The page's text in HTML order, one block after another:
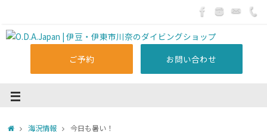
ご予約 お問い合わせ
海況情報 今日も暑い！